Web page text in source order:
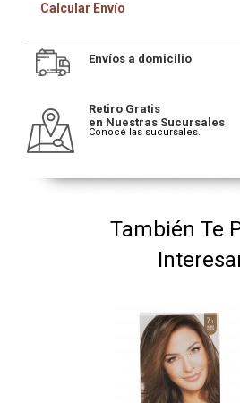
Calcular Envío
Envíos a domicilio
Retiro Gratis
en Nuestras Sucursales
Conocé las sucursales.
También Te